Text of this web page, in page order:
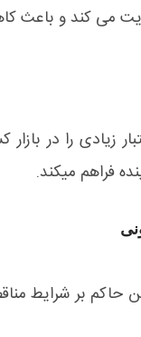
می کند و
زیادی را در
فراهم میکند.
حاکم بر شرایط